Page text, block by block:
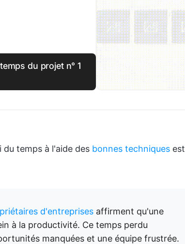
du projet n° 1
du temps à l'aide des bonnes techniques est
d'entreprises affirment qu'une
à la productivité. Ce temps perdu
manquées et une équipe frustrée.